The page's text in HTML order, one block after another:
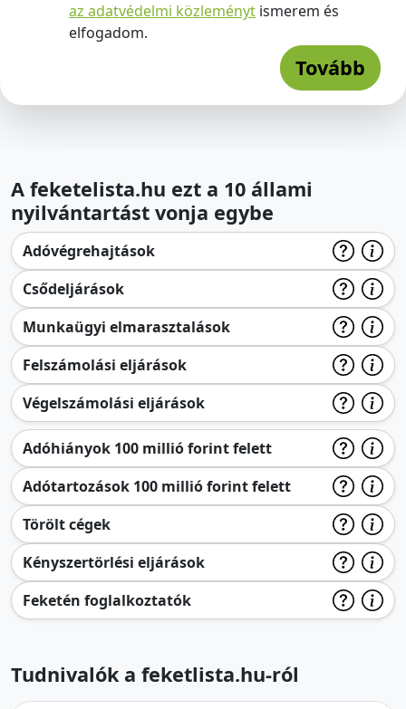
az adatvédelmi közleményt ismerem és
elfogadom.
Tovább
A feketelista.hu ezt a 10 állami
nyilvántartást vonja egybe
Adóvégrehajtások
Csődeljárások
Munkaügyi elmarasztalások
Felszámolási eljárások
Végelszámolási eljárások
Adóhiányok 100 millió forint felett
Adótartozások 100 millió forint felett
Törölt cégek
Kényszertörlési eljárások
Feketén foglalkoztatók
Tudnivalók a feketlista.hu-ról